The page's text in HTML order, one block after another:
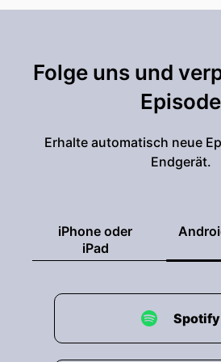
00:02:21: Kambez Nuri:
00:02:23: Kambez Nuri: mir,
00:02:25: Kambez Nuri:
Männer.
00:02:29: Kambez Nuri:
Incels sind wirklich die
Folge uns und
Episode
Erhalte automatisch neue
Endgerät.
iPhone oder
iPad
Spotify